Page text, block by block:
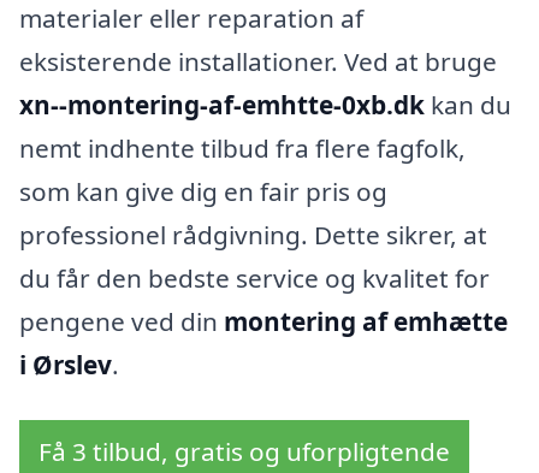
materialer eller reparation af
eksisterende installationer. Ved at bruge
xn--montering-af-emhtte-0xb.dk kan du
nemt indhente tilbud fra flere fagfolk,
som kan give dig en fair pris og
professionel rådgivning. Dette sikrer, at
du får den bedste service og kvalitet for
pengene ved din montering af emhætte
i Ørslev.
Få 3 tilbud, gratis og uforpligtende